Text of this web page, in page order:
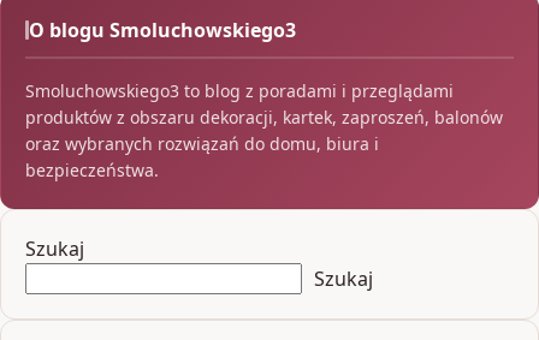
O blogu Smoluchowskiego3
Smoluchowskiego3 to blog z poradami i przeglądami
produktów z obszaru dekoracji, kartek, zaproszeń, balonów
oraz wybranych rozwiązań do domu, biura i
bezpieczeństwa.
Szukaj
Szukaj